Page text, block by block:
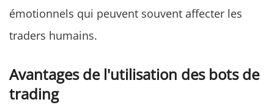
émotionnels qui peuvent souvent affecter les
traders humains.
Avantages de l'utilisation des bots de
trading